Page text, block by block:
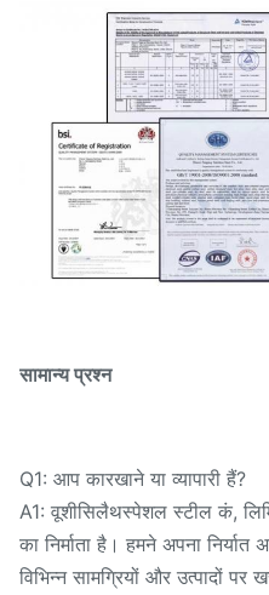
सामान्य प्रश्न
Q1: आप कारखाने या व्यापारी हैं?
A1: वूशीसिलैथस्पेशल स्टील कं,
का निर्माता है। हमने अपना
विभिन्न सामग्रियों और उत्पादों